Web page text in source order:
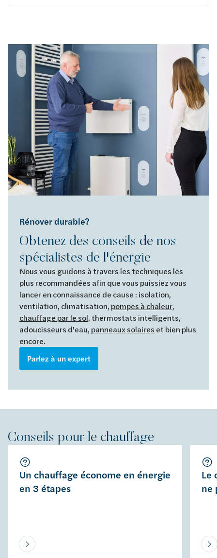
Rénover durable?
Obtenez des conseils de nos
spécialistes de l'énergie
Nous vous guidons à travers les techniques les
plus recommandées afin que vous puissiez vous
lancer en connaissance de cause : isolation,
ventilation, climatisation, pompes à chaleur,
chauffage par le sol, thermostats intelligents,
adoucisseurs d'eau, panneaux solaires et bien plus
encore.
Parlez à un expert
Conseils pour le chauffage
Un chauffage économe en énergie
en 3 étapes
Le
ne